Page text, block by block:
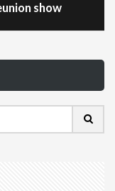
show